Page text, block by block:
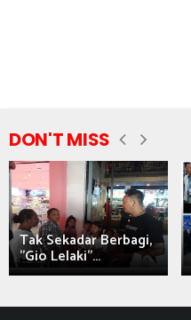
DON'T MISS
Tak Sekadar Berbagi,
"Gio Lelaki"...